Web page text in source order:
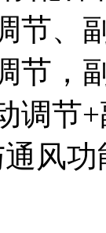
节、
节，
调节
风